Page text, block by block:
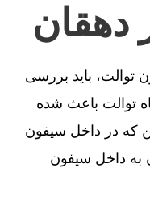
دهقان
توالت، باید بررسی
توالت باعث شده
که در داخل سیفون
به داخل سیفون